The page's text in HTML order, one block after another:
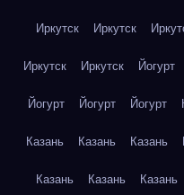
Иркутск Иркутск
Иркутск Иркутск Йогурт
Йогурт Йогурт Йогурт
Казань Казань Казань
Казань Казань Казань